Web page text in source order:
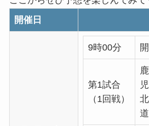
開催日
9時00分
第1試合
（1回戦）
道